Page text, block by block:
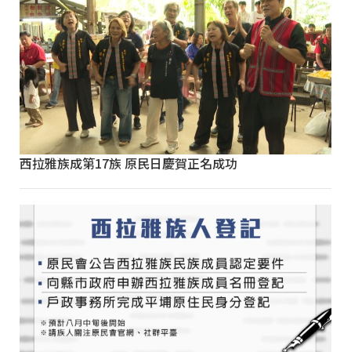
西拉雅族成第17族 原民日慶賀正名成功